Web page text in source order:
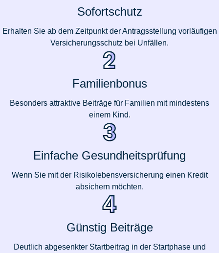
Sofortschutz
Erhalten Sie ab dem Zeitpunkt der Antragsstellung vorläufigen
Versicherungsschutz bei Unfällen.
Familienbonus
Besonders attraktive Beiträge für Familien mit mindestens
einem Kind.
Einfache Gesundheitsprüfung
Wenn Sie mit der Risikolebensversicherung einen Kredit
absichern möchten.
Günstig Beiträge
Deutlich abgesenkter Startbeitrag in der Startphase und